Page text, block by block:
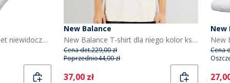
New Balance 3 szt. skarpet niewidocznych dla niego kolor czarny/szary/biały
New Balance
New Balance T-shirt dla niego kolor księżycowy
Cena det.229,00 zł
Poprzednio44,00 zł
Current
37,00 zł
New
Cena